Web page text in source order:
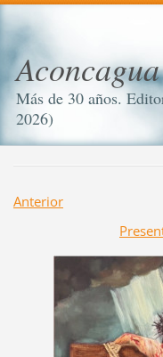
Más de 30 años.
2026)
Anterior